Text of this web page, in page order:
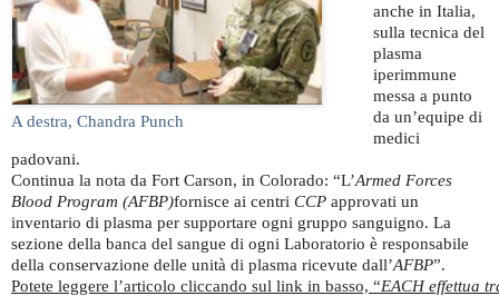
A destra, Chandra Punch
anche in Italia,
sulla tecnica del
plasma
iperimmune
messa a punto
da un’equipe di
medici
padovani.
Continua la nota da Fort Carson, in Colorado: “L’Armed Forces
Blood Program (AFBP)fornisce ai centri CCP approvati un
inventario di plasma per supportare ogni gruppo sanguigno. La
sezione della banca del sangue di ogni Laboratorio è responsabile
della conservazione delle unità di plasma ricevute dall’AFBP”.
Potete leggere l’articolo cliccando sul link in basso, “EACH effettua